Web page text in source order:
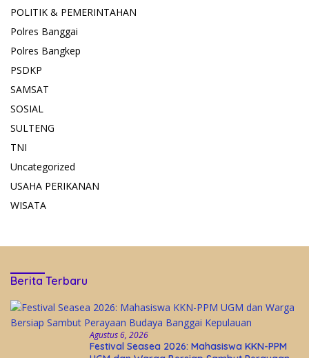
POLITIK & PEMERINTAHAN
Polres Banggai
Polres Bangkep
PSDKP
SAMSAT
SOSIAL
SULTENG
TNI
Uncategorized
USAHA PERIKANAN
WISATA
Berita Terbaru
Agustus 6, 2026
Festival Seasea 2026: Mahasiswa KKN-PPM